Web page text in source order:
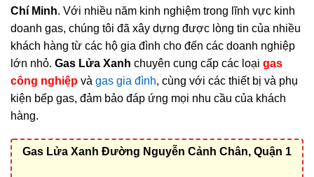
Chí Minh. Với nhiều năm kinh nghiệm trong lĩnh vực kinh
doanh gas, chúng tôi đã xây dựng được lòng tin của nhiều
khách hàng từ các hộ gia đình cho đến các doanh nghiệp
lớn nhỏ. Gas Lửa Xanh chuyên cung cấp các loại gas
công nghiệp và gas gia đình, cùng với các thiết bị và phụ
kiện bếp gas, đảm bảo đáp ứng mọi nhu cầu của khách
hàng.
Gas Lửa Xanh Đường Nguyễn Cảnh Chân, Quận 1